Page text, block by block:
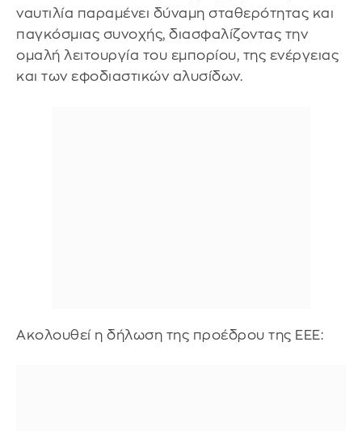
ναυτιλία παραμένει δύναμη σταθερότητας και
παγκόσμιας συνοχής, διασφαλίζοντας την
ομαλή λειτουργία του εμπορίου, της ενέργειας
και των εφοδιαστικών αλυσίδων.
Ακολουθεί η δήλωση της προέδρου της ΕΕΕ: